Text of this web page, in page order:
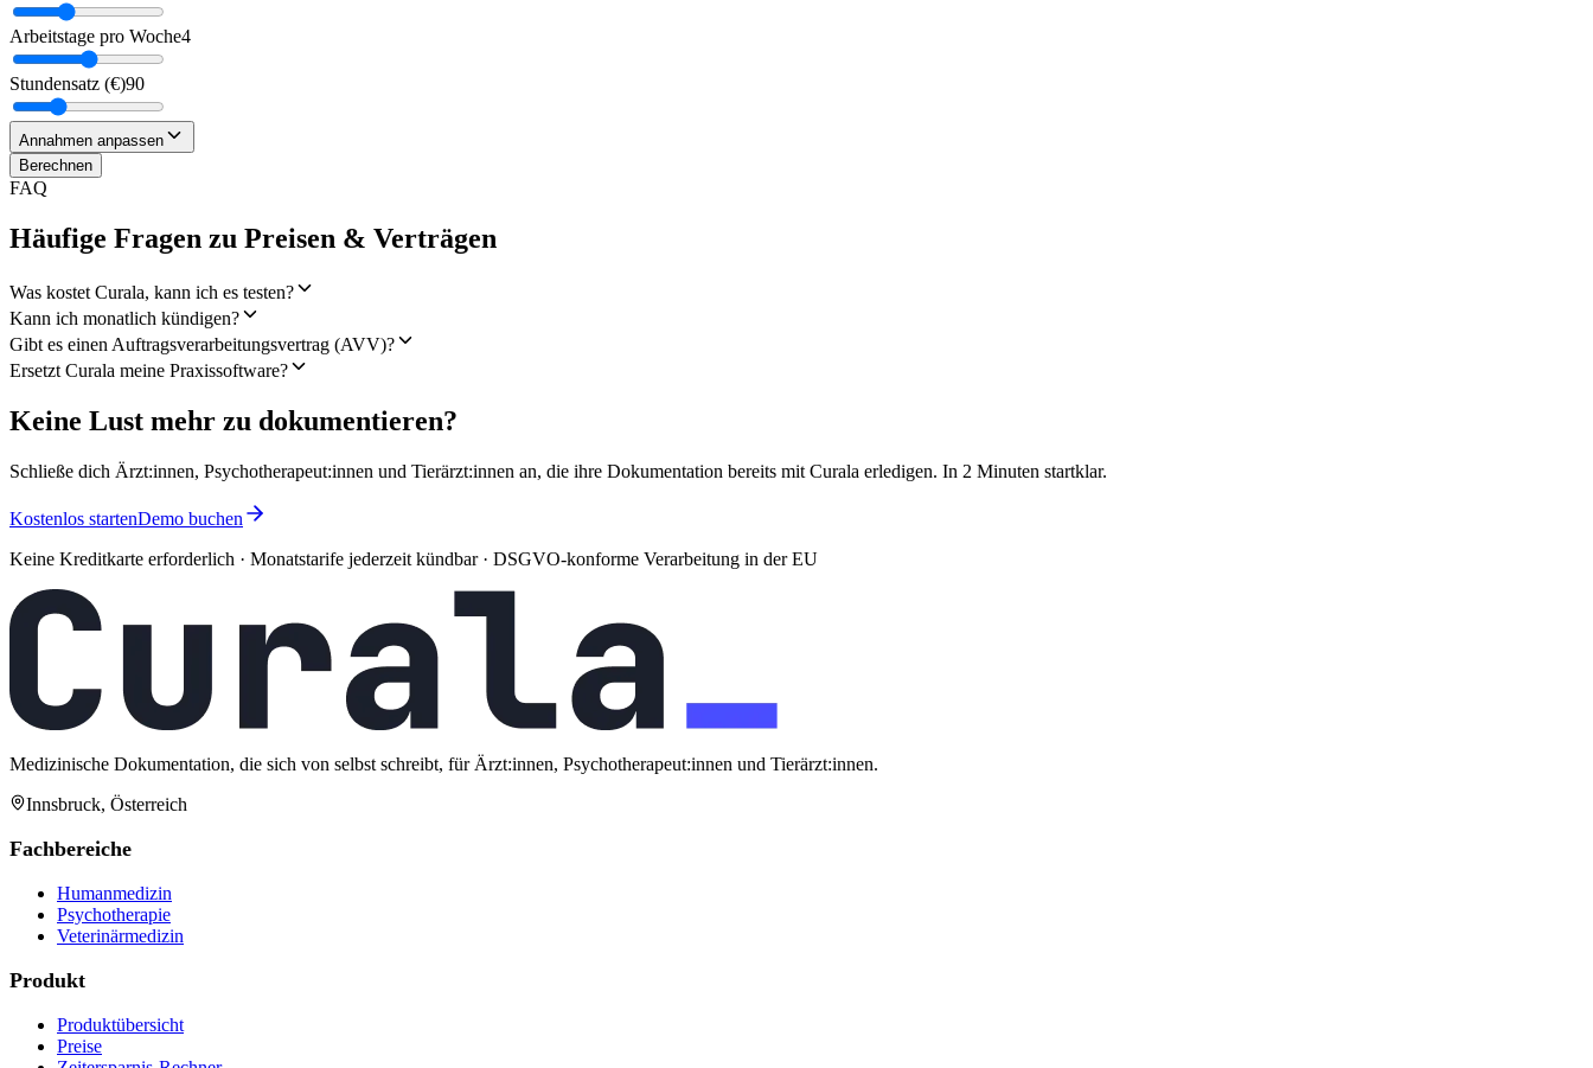
Arbeitstage pro Woche4
Stundensatz (€)90
Annahmen anpassen
Berechnen
FAQ
Häufige Fragen zu Preisen & Verträgen
Was kostet Curala, kann ich es testen?
Kann ich monatlich kündigen?
Gibt es einen Auftragsverarbeitungsvertrag (AVV)?
Ersetzt Curala meine Praxissoftware?
Keine Lust mehr zu dokumentieren?
Schließe dich Ärzt:innen, Psychotherapeut:innen und Tierärzt:innen an, die ihre Dokumentation bereits mit Curala erledigen. In 2 Minuten startklar.
Kostenlos startenDemo buchen
Keine Kreditkarte erforderlich · Monatstarife jederzeit kündbar · DSGVO-konforme Verarbeitung in der EU
Medizinische Dokumentation, die sich von selbst schreibt, für Ärzt:innen, Psychotherapeut:innen und Tierärzt:innen.
Innsbruck, Österreich
Fachbereiche
Humanmedizin
Psychotherapie
Veterinärmedizin
Produkt
Produktübersicht
Preise